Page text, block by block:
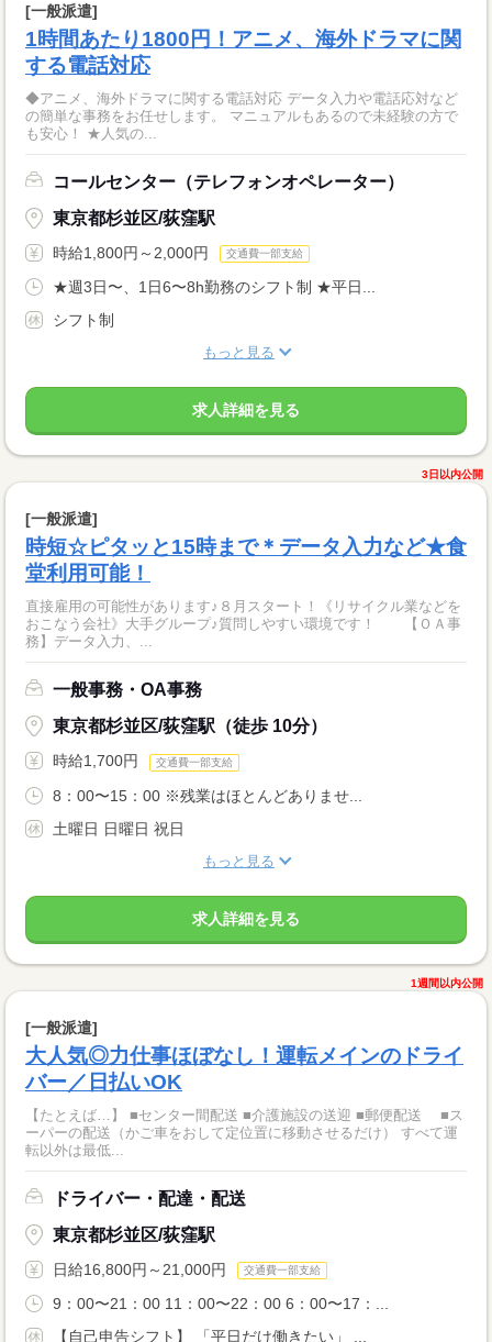
[一般派遣]
1時間あたり1800円！アニメ、海外ドラマに関
する電話対応
◆アニメ、海外ドラマに関する電話対応 データ入力や電話応対など
の簡単な事務をお任せします。 マニュアルもあるので未経験の方で
も安心！ ★人気の...
コールセンター（テレフォンオペレーター）
東京都杉並区/荻窪駅
時給1,800円～2,000円 交通費一部支給
★週3日〜、1日6〜8h勤務のシフト制 ★平日...
シフト制
もっと見る
求人詳細を見る
3日以内公開
[一般派遣]
時短☆ピタッと15時まで＊データ入力など★食
堂利用可能！
直接雇用の可能性があります♪８月スタート！《リサイクル業などを
おこなう会社》大手グループ♪質問しやすい環境です！ 【ＯＡ事
務】データ入力、...
一般事務・OA事務
東京都杉並区/荻窪駅（徒歩 10分）
時給1,700円 交通費一部支給
8：00〜15：00 ※残業はほとんどありませ...
土曜日 日曜日 祝日
もっと見る
求人詳細を見る
1週間以内公開
[一般派遣]
大人気◎力仕事ほぼなし！運転メインのドライ
バー／日払いOK
【たとえば…】 ■センター間配送 ■介護施設の送迎 ■郵便配送 ■ス
ーパーの配送（かご車をおして定位置に移動させるだけ） すべて運
転以外は最低...
ドライバー・配達・配送
東京都杉並区/荻窪駅
日給16,800円～21,000円 交通費一部支給
9：00〜21：00 11：00〜22：00 6：00〜17：...
【自己申告シフト】 「平日だけ働きたい」 ...